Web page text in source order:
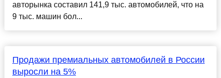
авторынка составил 141,9 тыс. автомобилей, что на
9 тыс. машин бол...
Продажи премиальных автомобилей в России
выросли на 5%